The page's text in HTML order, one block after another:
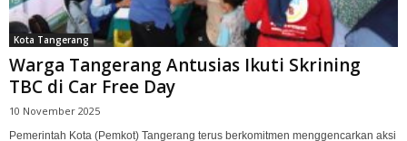
Kota Tangerang
Warga Tangerang Antusias Ikuti Skrining
TBC di Car Free Day
10 November 2025
Pemerintah Kota (Pemkot) Tangerang terus berkomitmen menggencarkan aksi